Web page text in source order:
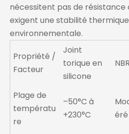
nécessitent pas de résistance
exigent une stabilité
environnementale.
Propriété /
Facteur
Joint
torique en
silicone
NBR
Plage de
températu
re
–50°C à
+230°C
éré